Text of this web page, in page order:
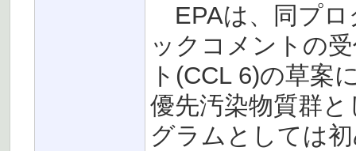
EPAは、同プロ
ックコメントの
ト(CCL 6)の草案
優先汚染物質群
グラムとしては